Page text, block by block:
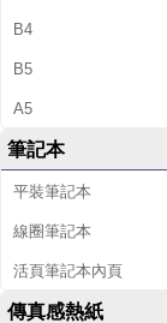
B4
B5
A5
筆記本
平裝筆記本
線圈筆記本
活頁筆記本內頁
傳真感熱紙